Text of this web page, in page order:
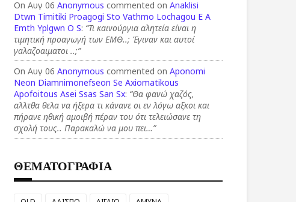
On Αυγ 06Anonymous commented onAnaklisi
Dtwn Timitiki Proagogi Sto Vathmo Lochagou E A
Emth Yplgwn O S: “Τι καινούργια αλητεία είναι η
τιμητική προαγωγή των ΕΜΘ..; Έγιναν και αυτοί
γαλαζοαιματοι ..;”
On Αυγ 06Anonymous commented onAponomi
Neon Diamnimonefseon Se Axiomatikous
Apofoitous Asei Ssas San Sx: “Θα φανώ χαζός,
αλλτθα θελα να ήξερα τι κάνανε οι εν λόγω αξκοι και
πήρανε ηθική αμοιβή πέραν του ότι τελειώσανε τη
σχολή τους.. Παρακαλώ να μου πει…”
ΘΕΜΑΤΟΓΡΑΦΙΑ